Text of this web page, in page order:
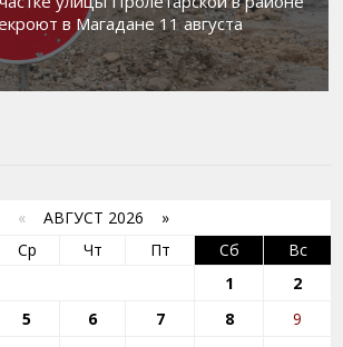
в Магадане 11 августа
« АВГУСТ 2026 »
Ср Чт Пт Сб
Вс
1
2
5 6 7 8
9